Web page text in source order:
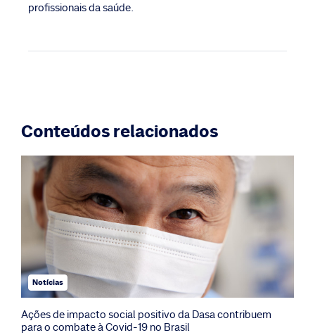
profissionais da saúde.
Conteúdos relacionados
Notícias
Ações de impacto social positivo da Dasa contribuem
para o combate à Covid-19 no Brasil